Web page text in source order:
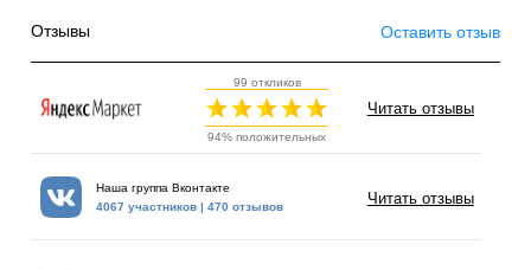
Отзывы Оставить отзыв
99 откликов
94% положительных
Читать отзывы
Наша группа Вконтакте
4067 участников | 470 отзывов
Читать отзывы